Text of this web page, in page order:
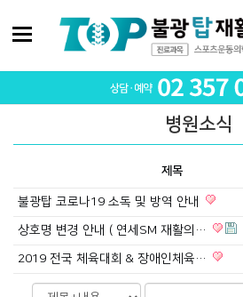
병원소식
제목
불광탑 코로나19 소독 및 방역 안내
상호명 변경 안내 ( 연세SM 재활의…
2019 전국 체육대회 & 장애인체육…